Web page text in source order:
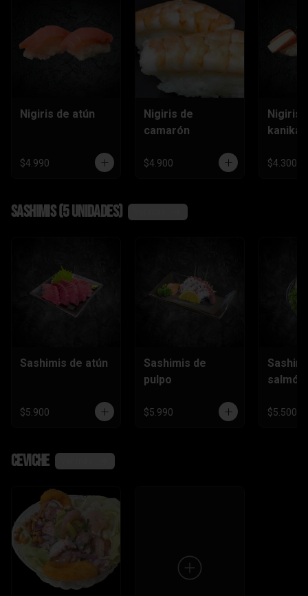
Nigiris de atún
$4.990
Nigiris de
camarón
$4.900
Nigiris
$4.300
Sashimis (5 unidades)
Sashimis de atún
$5.900
Sashimis de
pulpo
$5.990
salmón
$5.500
Ceviche